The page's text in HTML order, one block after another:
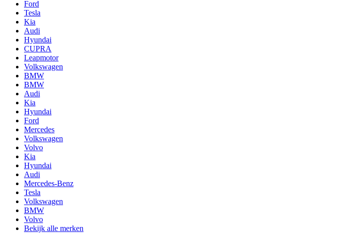
Ford
Tesla
Kia
Audi
Hyundai
CUPRA
Leapmotor
Volkswagen
BMW
BMW
Audi
Kia
Hyundai
Ford
Mercedes
Volkswagen
Volvo
Kia
Hyundai
Audi
Mercedes-Benz
Tesla
Volkswagen
BMW
Volvo
Bekijk alle merken